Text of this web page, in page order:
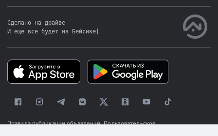
Сделано на драйве
И еще все будет на Бейсике
Правила публикации объявлений Пользовательское